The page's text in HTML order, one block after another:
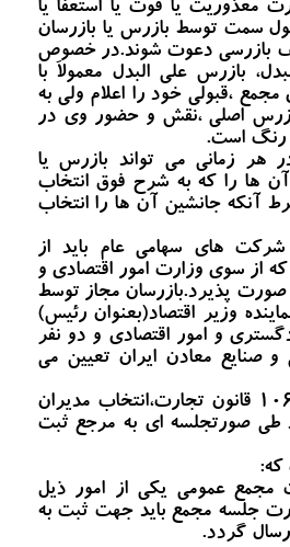
معذوریت یا فوت یا استعفا یا
سمت توسط بازرس یا بازرسان
بازرسی دعوت شوند.در خصوص
بازرس علی البدل معمولاَ با
،قبولی خود را اعلام ولی به
اصلی ،نقش و حضور وی در
رنگ است.
هر زمانی می تواند بازرس یا
آن ها را که به شرح فوق انتخاب
آنکه جانشین آن ها را انتخاب
شرکت های سهامی عام باید از
از سوی وزارت امور اقتصادی و
پذیرد.بازرسان مجاز توسط
وزیر اقتصاد(بعنوان رئیس)
و امور اقتصادی و دو نفر
و صنایع معادن ایران تعیین می
بنا به تجویز ماده ی 106 قانون تجارت،انتخاب مدیران
طی صورتجلسه ای به مرجع ثبت
که:
مجمع عمومی یکی از امور ذیل
جلسه مجمع باید جهت ثبت به
گردد.